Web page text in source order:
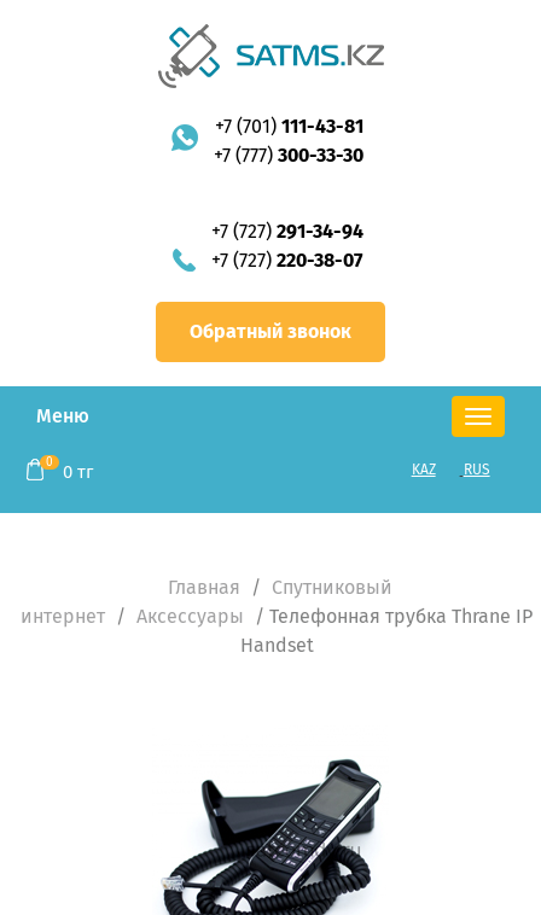
+7 (701) 111-43-81
+7 (777) 300-33-30
+7 (727) 291-34-94
+7 (727) 220-38-07
Обратный звонок
Toggle
navigation
Меню
0 0тг KAZ RUS
Главная / Спутниковый
интернет / Аксессуары
/ Телефонная трубка Thrane IP
Handset